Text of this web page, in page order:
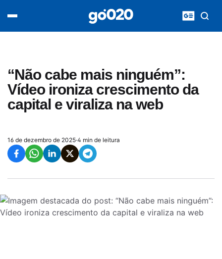
“Não cabe mais ninguém”:
Vídeo ironiza crescimento da
capital e viraliza na web
16 de dezembro de 2025·4 min de leitura
acontece agora
entretenimento
vídeos
pod020